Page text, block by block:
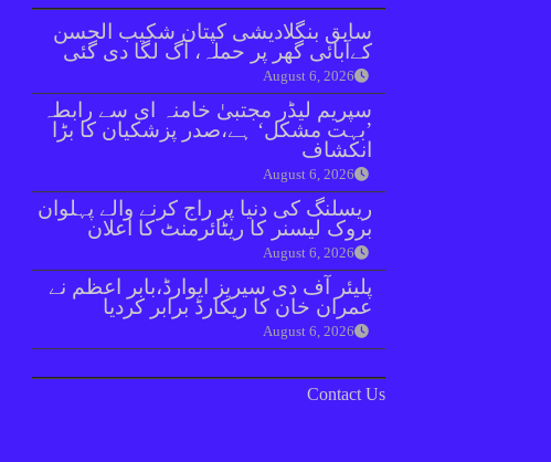
سابق بنگلادیشی کپتان شکیب الحسن
کےآبائی گھر پر حملہ، آگ لگا دی گئی
August 6, 2026
سپریم لیڈر مجتبیٰ خامنہ ای سے رابطہ
’بہت مشکل‘ ہے،صدر پزشکیان کا بڑا
انکشاف
August 6, 2026
ریسلنگ کی دنیا پر راج کرنے والے پہلوان
بروک لیسنر کا ریٹائرمنٹ کا اعلان
August 6, 2026
پلیئر آف دی سیریز ایوارڈ،بابر اعظم نے
عمران خان کا ریکارڈ برابر کردیا
August 6, 2026
Contact Us